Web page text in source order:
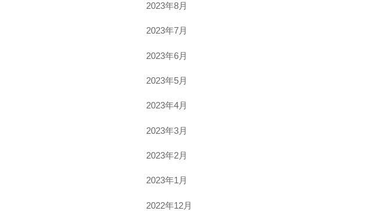
2023年8月
2023年7月
2023年6月
2023年5月
2023年4月
2023年3月
2023年2月
2023年1月
2022年12月